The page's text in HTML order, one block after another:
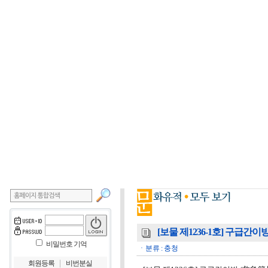
비밀번호 기억
회원등록 비번분실
[보물 제1236-1호] 구급간이
ㆍ분류 : 충청